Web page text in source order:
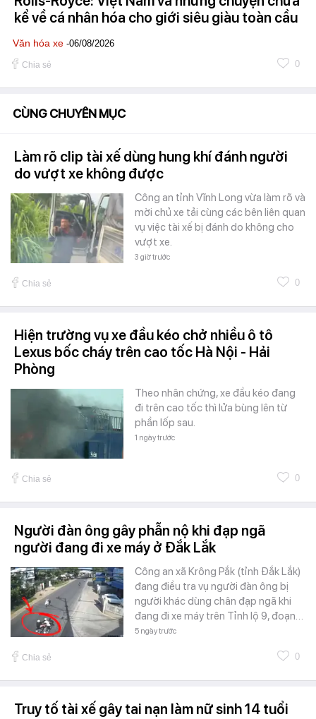
kể về cá nhân hóa cho giới siêu giàu toàn cầu
Văn hóa xe -06/08/2026
Chia sẻ 0
CÙNG CHUYÊN MỤC
Làm rõ clip tài xế dùng hung khí đánh người
do vượt xe không được
Công an tỉnh Vĩnh Long vừa làm rõ và
mời chủ xe tải cùng các bên liên quan
vụ việc tài xế bị đánh do không cho
vượt xe.
3 giờ trước
Chia sẻ 0
Hiện trường vụ xe đầu kéo chở nhiều ô tô
Lexus bốc cháy trên cao tốc Hà Nội - Hải
Phòng
Theo nhân chứng, xe đầu kéo đang
đi trên cao tốc thì lửa bùng lên từ
phần lốp sau.
1 ngày trước
Chia sẻ 0
Người đàn ông gây phẫn nộ khi đạp ngã
người đang đi xe máy ở Đắk Lắk
Công an xã Krông Pắk (tỉnh Đắk Lắk)
đang điều tra vụ người đàn ông bị
người khác dùng chân đạp ngã khi
đang đi xe máy trên Tỉnh lộ 9, đoạn…
5 ngày trước
Chia sẻ 0
Truy tố tài xế gây tai nạn làm nữ sinh 14 tuổi